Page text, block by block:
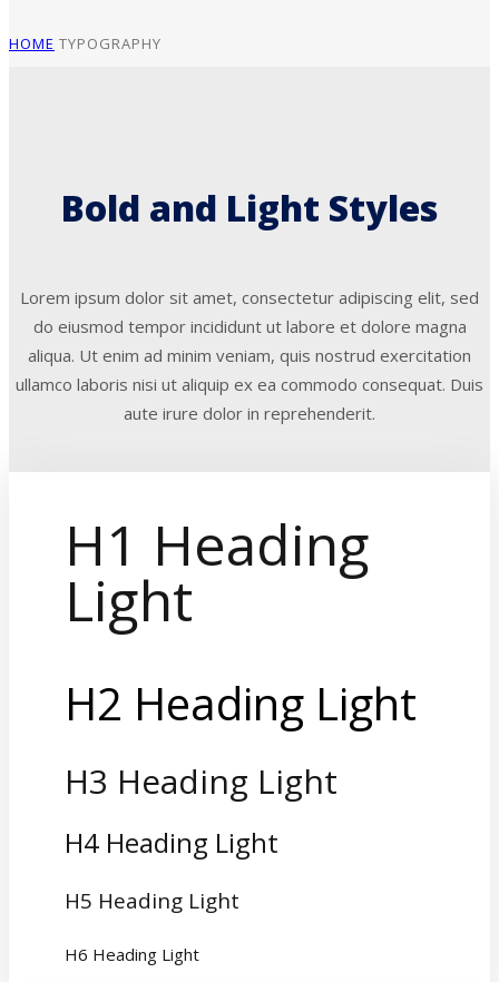
HOME TYPOGRAPHY
Bold and Light Styles
Lorem ipsum dolor sit amet, consectetur adipiscing elit, sed
do eiusmod tempor incididunt ut labore et dolore magna
aliqua. Ut enim ad minim veniam, quis nostrud exercitation
ullamco laboris nisi ut aliquip ex ea commodo consequat. Duis
aute irure dolor in reprehenderit.
H1 Heading
Light
H2 Heading Light
H3 Heading Light
H4 Heading Light
H5 Heading Light
H6 Heading Light